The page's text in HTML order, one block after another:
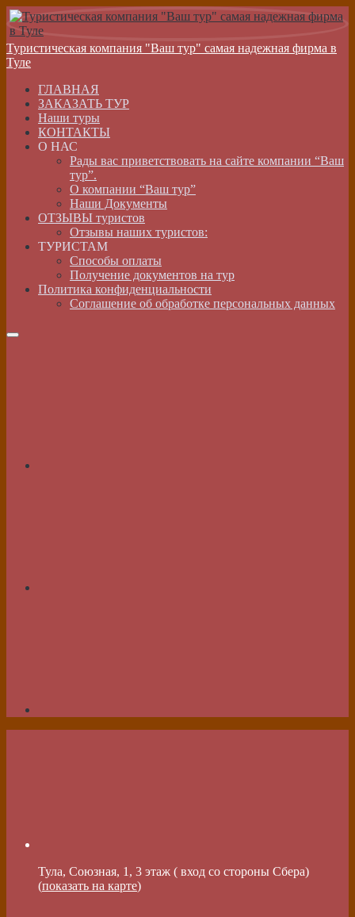
Туристическая компания "Ваш тур" самая надежная фирма в
Туле
ГЛАВНАЯ
ЗАКАЗАТЬ ТУР
Наши туры
КОНТАКТЫ
О НАС
Рады вас приветствовать на сайте компании “Ваш
тур”.
О компании “Ваш тур”
Наши Документы
ОТЗЫВЫ туристов
Отзывы наших туристов:
ТУРИСТАМ
Способы оплаты
Получение документов на тур
Политика конфиденциальности
Соглашение об обработке персональных данных
Тула, Союзная, 1, 3 этаж ( вход со стороны Сбера)
(показать на карте)